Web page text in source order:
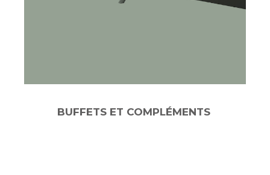
BUFFETS ET COMPLÉMENTS